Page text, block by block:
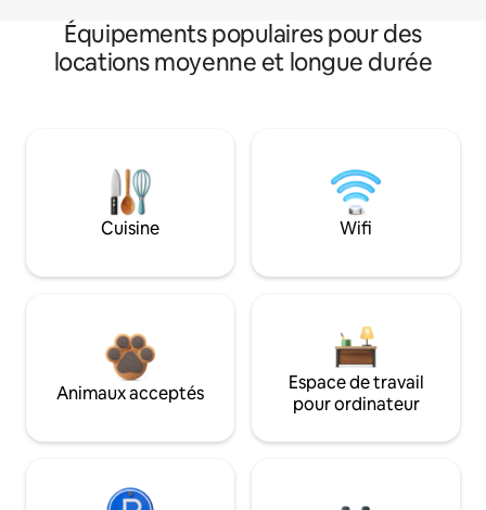
Équipements populaires pour des
locations moyenne et longue durée
Cuisine Wifi
Animaux acceptés
Espace de travail
pour ordinateur